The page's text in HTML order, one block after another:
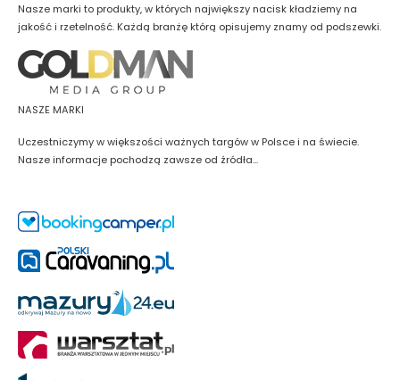
Nasze marki to produkty, w których największy nacisk kładziemy na
jakość i rzetelność. Każdą branżę którą opisujemy znamy od podszewki.
NASZE MARKI
Uczestniczymy w większości ważnych targów w Polsce i na świecie.
Nasze informacje pochodzą zawsze od źródła...